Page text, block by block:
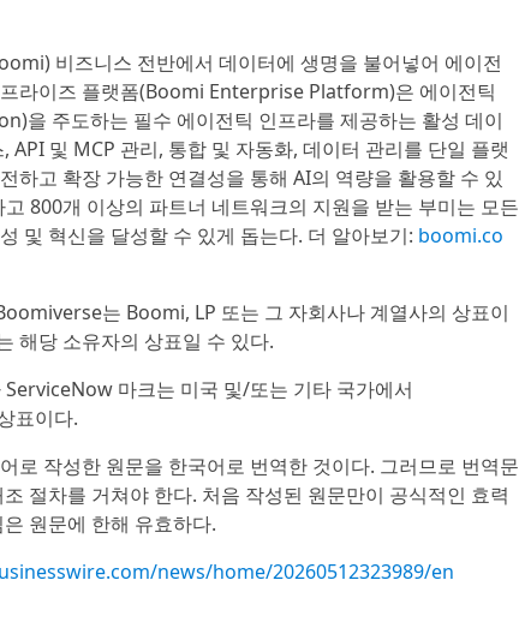
비즈니스 전반에서 데이터에 생명을 불어넣어 에이전
라이즈 플랫폼(Boomi Enterprise Platform)은 에이전틱
을 주도하는 필수 에이전틱 인프라를 제공하는 활성 데이
API 및 MCP 관리, 통합 및 자동화, 데이터 관리를 단일 플랫
하고 확장 가능한 연결성을 통해 AI의 역량을 활용할 수 있
800개 이상의 파트너 네트워크의 지원을 받는 부미는 모든
및 혁신을 달성할 수 있게 돕는다. 더 알아보기: boomi.co
는 Boomi, LP 또는 그 자회사나 계열사의 상표이
해당 소유자의 상표일 수 있다.
마크는 미국 및/또는 기타 국가에서
표이다.
로 작성한 원문을 한국어로 번역한 것이다. 그러므로 번역문
절차를 거쳐야 한다. 처음 작성된 원문만이 공식적인 효력
원문에 한해 유효하다.
news/home/20260512323989/en